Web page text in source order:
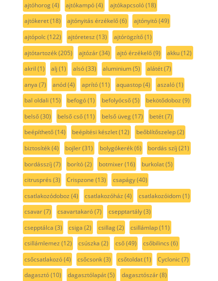
ajtóhorog(4) ajtókampó(4) ajtókapcsoló(18)
ajtókeret(18) ajtónyitás érzékelő(6) ajtónyitó(49)
ajtópolc(122) ajtóretesz (13) ajtórögzítő(1)
ajtótartozék(205) ajtózár(34) ajtó érzékelő(9) akku(12)
akril (1) alj (1) alsó(33) aluminium(5) alátét(7)
anya (7) anód(4) aprító(11) aquastop(4) aszaló(1)
bal oldali (15) befogó(1) befolyócső(5) bekötődoboz (9)
belső(30) belső cső(11) belső üveg(17) betét(7)
beépíthető(14) beépítési készlet(12) beőblítőszelep(2)
biztosíték(4) bojler(31) bolygókerék(6) bordás szíj (21)
bordásszíj (7) borító(2) botmixer(16) burkolat(5)
citrusprés (3) Crispzone (13) csapágy(40)
csatlakozódoboz (4) csatlakozóház (4) csatlakozóidom(1)
csavar(7) csavartakaró(7) csepptartály(3)
csepptálca (3) csiga (2) csillag(2) csillámlap(11)
csillámlemez (12) csúszka (2) cső(49) csőbilincs (6)
csőcsatlakozó(4) csőcsonk(3) csőtoldat(1) Cyclonic(7)
dagasztó(10) dagasztólapát(5) dagasztószár(8)